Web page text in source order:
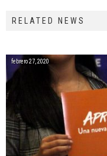
RELATED NEWS
febrero 27, 2020